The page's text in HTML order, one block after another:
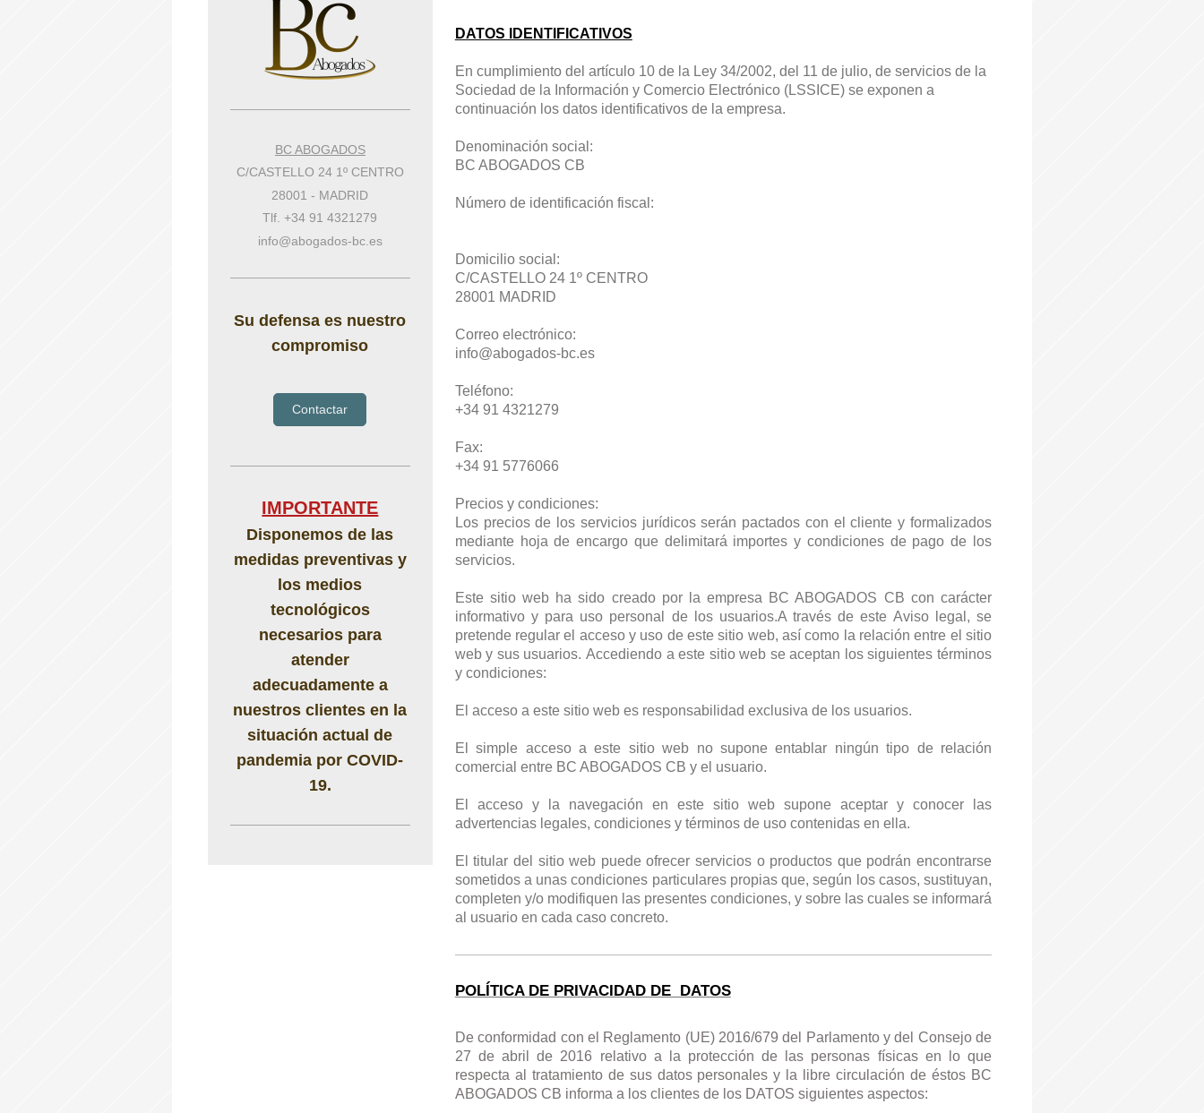
DATOS IDENTIFICATIVOS
En cumplimiento del artículo 10 de la Ley 34/2002, del 11 de julio, de servicios de la
Sociedad de la Información y Comercio Electrónico (LSSICE) se exponen a
continuación los datos identificativos de la empresa.
Denominación social:
BC ABOGADOS CB
Número de identificación fiscal:
Domicilio social:
C/CASTELLO 24 1º CENTRO
28001 MADRID
Correo electrónico:
info@abogados-bc.es
Teléfono:
+34 91 4321279
Fax:
+34 91 5776066
Precios y condiciones:
Los precios de los servicios jurídicos serán pactados con el cliente y formalizados
mediante hoja de encargo que delimitará importes y condiciones de pago de los
servicios.
Este sitio web ha sido creado por la empresa BC ABOGADOS CB con carácter
informativo y para uso personal de los usuarios.A través de este Aviso legal, se
pretende regular el acceso y uso de este sitio web, así como la relación entre el sitio
web y sus usuarios. Accediendo a este sitio web se aceptan los siguientes términos
y condiciones:
El acceso a este sitio web es responsabilidad exclusiva de los usuarios.
El simple acceso a este sitio web no supone entablar ningún tipo de relación
comercial entre BC ABOGADOS CB y el usuario.
El acceso y la navegación en este sitio web supone aceptar y conocer las
advertencias legales, condiciones y términos de uso contenidas en ella.
El titular del sitio web puede ofrecer servicios o productos que podrán encontrarse
sometidos a unas condiciones particulares propias que, según los casos, sustituyan,
completen y/o modifiquen las presentes condiciones, y sobre las cuales se informará
al usuario en cada caso concreto.
POLÍTICA DE PRIVACIDAD DE DATOS
De conformidad con el Reglamento (UE) 2016/679 del Parlamento y del Consejo de
27 de abril de 2016 relativo a la protección de las personas físicas en lo que
respecta al tratamiento de sus datos personales y la libre circulación de éstos BC
ABOGADOS CB informa a los clientes de los DATOS siguientes aspectos:
BC ABOGADOS
C/CASTELLO 24 1º CENTRO
28001 - MADRID
Tlf.+34 91 4321279
info@abogados-bc.es
Su defensa es nuestro
compromiso
Contactar
IMPORTANTE
Disponemos de las
medidas preventivas y
los medios
tecnológicos
necesarios para
atender
adecuadamente a
nuestros clientes en la
situación actual de
pandemia por COVID-
19.